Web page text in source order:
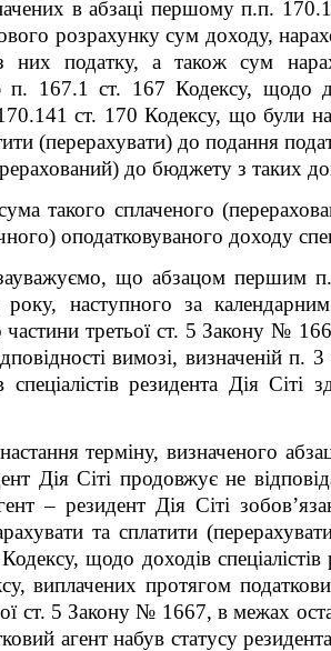
в абзаці першому п.п.
розрахунку сум доходу,
них податку, а також сум
п. 167.1 ст. 167 Кодексу, щодо
1 ст. 170 Кодексу, що були
(перерахувати) до подання
до бюджету з таких
такого сплаченого
оподатковуваного доходу
що абзацом першим
року, наступного за
частини третьої ст. 5 Закону №
вимозі, визначеній
спеціалістів резидента Дія
терміну, визначеного
Дія Сіті продовжує не
– резидент Дія Сіті
та сплатити
щодо доходів
виплачених протягом
ст. 5 Закону № 1667, в межах
агент набув статусу